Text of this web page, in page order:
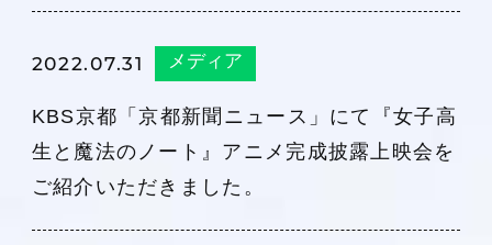
2022.07.31 メディア
KBS京都「京都新聞ニュース」にて『女子高
生と魔法のノート』アニメ完成披露上映会を
ご紹介いただきました。